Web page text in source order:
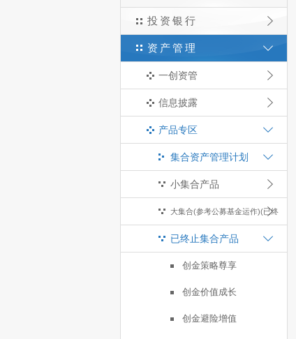
投资银行
资产管理
一创资管
信息披露
产品专区
集合资产管理计划
小集合产品
大集合(参考公募基金运作)(已终
止)
已终止集合产品
创金策略尊享
创金价值成长
创金避险增值